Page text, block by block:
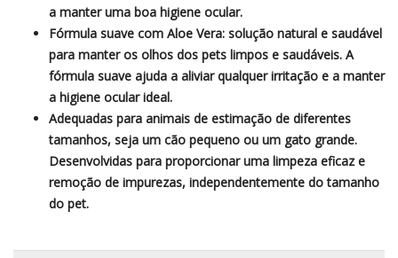
a manter uma boa higiene ocular.
Fórmula suave com Aloe Vera: solução natural e saudável
para manter os olhos dos pets limpos e saudáveis. A
fórmula suave ajuda a aliviar qualquer irritação e a manter
a higiene ocular ideal.
Adequadas para animais de estimação de diferentes
tamanhos, seja um cão pequeno ou um gato grande.
Desenvolvidas para proporcionar uma limpeza eficaz e
remoção de impurezas, independentemente do tamanho
do pet.